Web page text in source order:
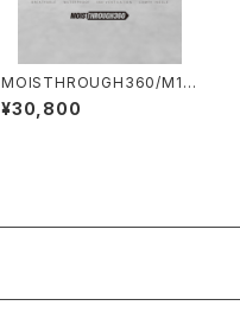
MOISTHROUGH360/M111
3M#3/特許取得・通気防水シ
ステム採用”モイスルー36
¥30,800